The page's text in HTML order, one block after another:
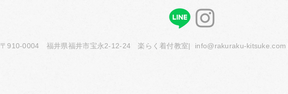
〒910-0004 福井県福井市宝永2-12-24 楽らく着付教室| info@rakuraku-kitsuke.com